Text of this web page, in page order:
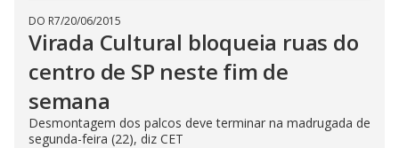
DO R7/20/06/2015
Virada Cultural bloqueia ruas do
centro de SP neste fim de
semana
Desmontagem dos palcos deve terminar na madrugada de
segunda-feira (22), diz CET